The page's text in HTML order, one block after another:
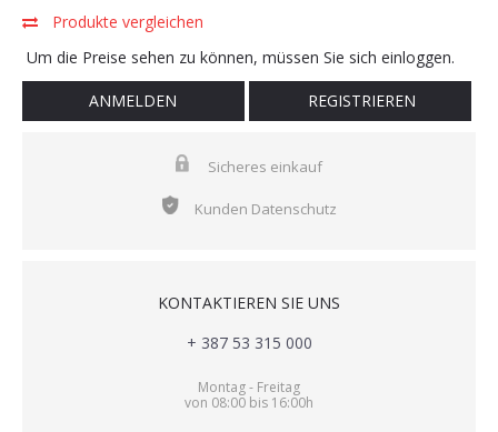
Produkte vergleichen
Um die Preise sehen zu können, müssen Sie sich einloggen.
ANMELDEN REGISTRIEREN
Sicheres einkauf
Kunden Datenschutz
KONTAKTIEREN SIE UNS
+ 387 53 315 000
Montag - Freitag
von 08:00 bis 16:00h